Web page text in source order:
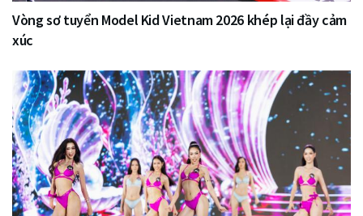
Vòng sơ tuyển Model Kid Vietnam 2026 khép lại đầy cảm
xúc